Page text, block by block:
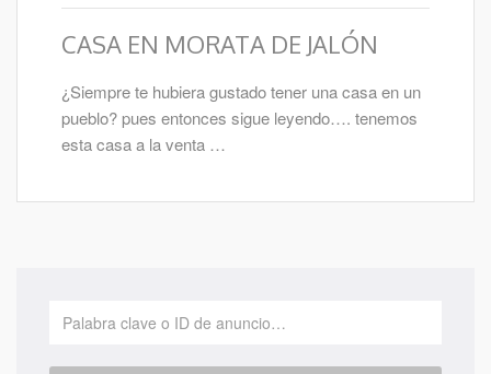
CASA EN MORATA DE JALÓN
¿Siempre te hubiera gustado tener una casa en un
pueblo? pues entonces sigue leyendo…. tenemos
esta casa a la venta …